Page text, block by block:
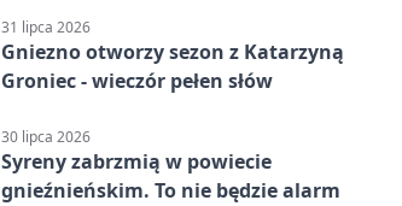
31 lipca 2026
Gniezno otworzy sezon z Katarzyną
Groniec - wieczór pełen słów
30 lipca 2026
Syreny zabrzmią w powiecie
gnieźnieńskim. To nie będzie alarm